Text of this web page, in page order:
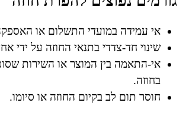
אי עמידה במועדי התשלום או
שינוי חד-צדדי בתנאי החוזה על ידי
אי-התאמה בין המוצר או השירות
בחוזה.
חוסר תום לב בקיום החוזה או סיומו.